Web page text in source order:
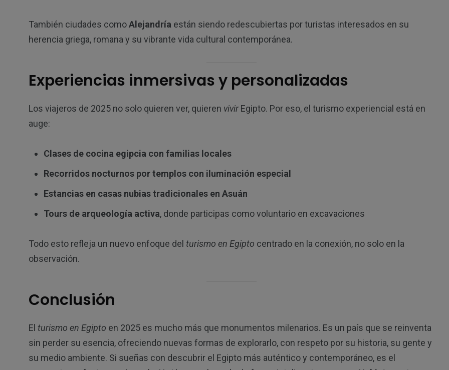
También ciudades comoAlejandría están siendo redescubiertas por turistas interesados en su
herencia griega, romana y su vibrante vida cultural contemporánea.
Experiencias inmersivas y personalizadas
Los viajeros de 2025 no solo quieren ver, quieren vivirEgipto. Por eso, el turismo experiencial está en
auge:
Clases de cocina egipcia con familias locales
Recorridos nocturnos por templos con iluminación especial
Estancias en casas nubias tradicionales en Asuán
Tours de arqueología activa, donde participas como voluntario en excavaciones
Todo esto refleja un nuevo enfoque del turismo en Egipto centrado en la conexión, no solo en la
observación.
Conclusión
El turismo en Egipto en 2025 es mucho más que monumentos milenarios. Es un país que se reinventa
sin perder su esencia, ofreciendo nuevas formas de explorarlo, con respeto por su historia, su gente y
su medio ambiente. Si sueñas con descubrir el Egipto más auténtico y contemporáneo, es el